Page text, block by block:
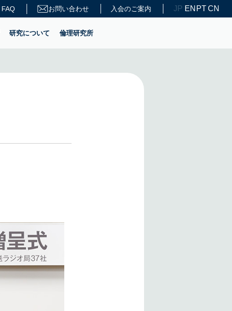
FAQ お問い合わせ 入会のご案内 JP EN PTCN
研究について 倫理研究所